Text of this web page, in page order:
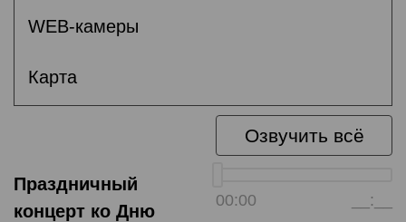
WEB-камеры
Карта
Озвучить всё
00:00 __:__
Праздничный
концерт ко Дню